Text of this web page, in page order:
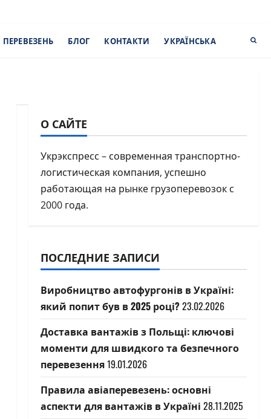
БЛОГ КОНТАКТИ УКРАЇНСЬКА
О САЙТЕ
Укрэкспресс – современная транспортно-
логистическая компания, успешно
работающая на рынке грузоперевозок с
2000 года.
ПОСЛЕДНИЕ ЗАПИСИ
Виробництво автофургонів в Україні:
який попит був в 2025 році?23.02.2026
Доставка вантажів з Польщі: ключові
моменти для швидкого та безпечного
перевезення19.01.2026
Правила авіаперевезень: основні
аспекти для вантажів в Україні 28.11.2025